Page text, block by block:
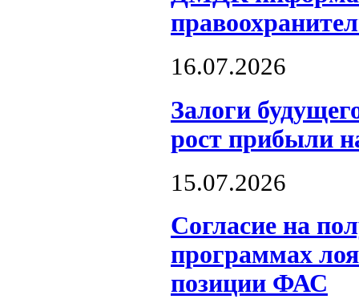
16.07.2026
Залоги
рост прибыли
15.07.2026
Согласие на
программах
позиции ФАС